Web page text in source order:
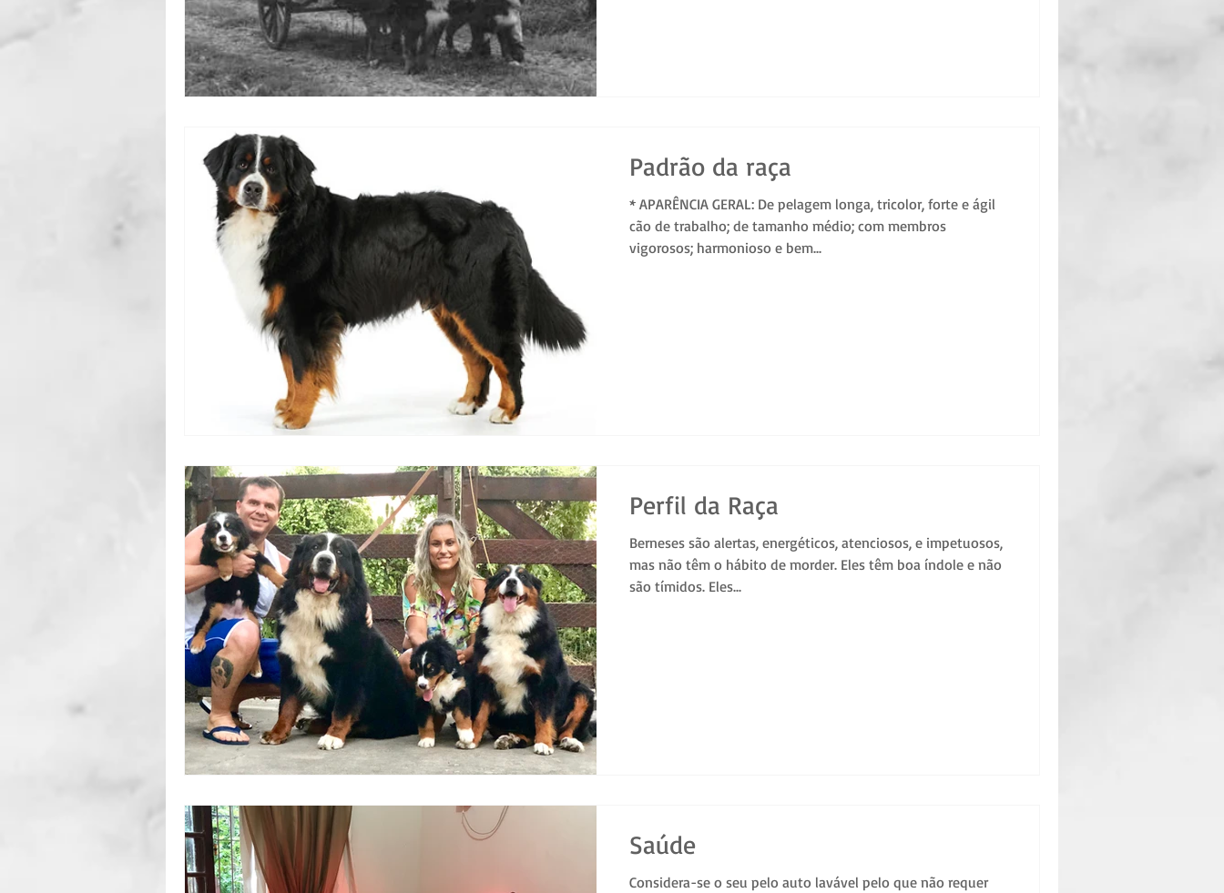
Padrão da raça
* APARÊNCIA GERAL: De pelagem longa, tricolor, forte e ágil
cão de trabalho; de tamanho médio; com membros
vigorosos; harmonioso e bem...
Perfil da Raça
Berneses são alertas, energéticos, atenciosos, e impetuosos,
mas não têm o hábito de morder. Eles têm boa índole e não
são tímidos. Eles...
Saúde
Considera-se o seu pelo auto lavável pelo que não requer